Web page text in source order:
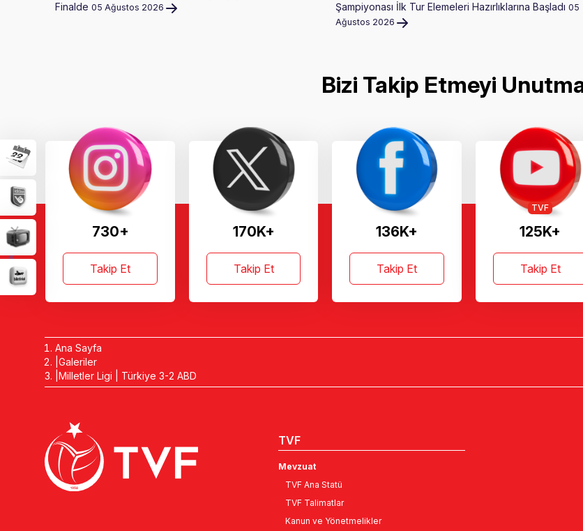
Finalde 05 Ağustos 2026
Şampiyonası İlk Tur Elemeleri Hazırlıklarına Başladı 05
Ağustos 2026
Bizi Takip Etmeyi
730+
Takip Et
170K+
Takip Et
136K+
Takip Et
125K+
TVF
Takip Et
Ana Sayfa
Galeriler
Milletler Ligi | Türkiye 3-2 ABD
TVF
Mevzuat
TVF Ana Statü
TVF Talimatlar
Kanun ve Yönetmelikler